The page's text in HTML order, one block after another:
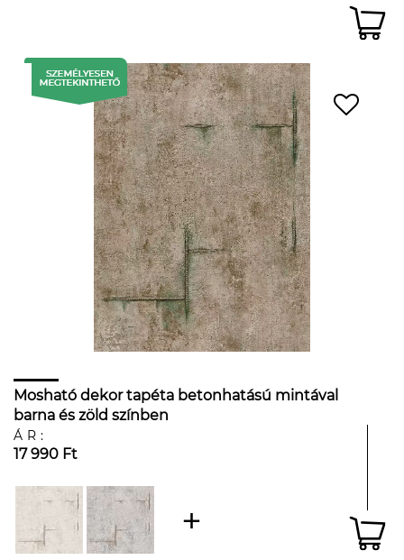
Mosható dekor tapéta betonhatású mintával
barna és zöld színben
ÁR:
17 990 Ft